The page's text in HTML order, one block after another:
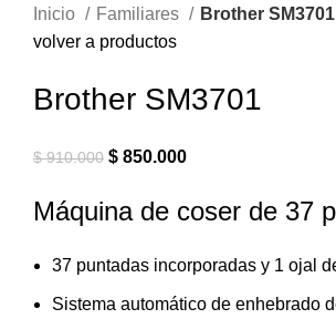
Inicio Familiares
Brother SM3701
volver a productos
Brother SM3701
$910.000 $ 850.000
Máquina de coser de 37
37 puntadas incorporadas y 1 ojal
Sistema automático de enhebrado